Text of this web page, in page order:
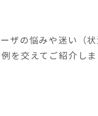
ザの悩みや迷い（
を交えてご紹介し